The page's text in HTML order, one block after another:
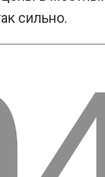
сильно.